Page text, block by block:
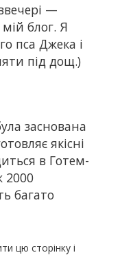
—
блог. Я
пса Джека і
під дощ.)
заснована
якісні
в Готем-
2000
багато
цю сторінку і